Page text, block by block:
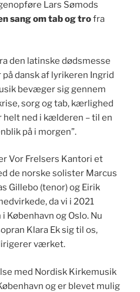
Lars Sømods
sang om tab og trofra
den latinske dødsmesse
dansk af lyrikeren Ingrid
bevæger sig gennem
sorg og tab, kærlighed
helt ned i kælderen – til en
på i morgen”.
Vor Frelsers Kantori et
de norske solister Marcus
Gillebo (tenor) og Eirik
da vi i 2021
København og Oslo. Nu
Klara Ek sig til os,
værket.
med Nordisk Kirkemusik
og er blevet mulig